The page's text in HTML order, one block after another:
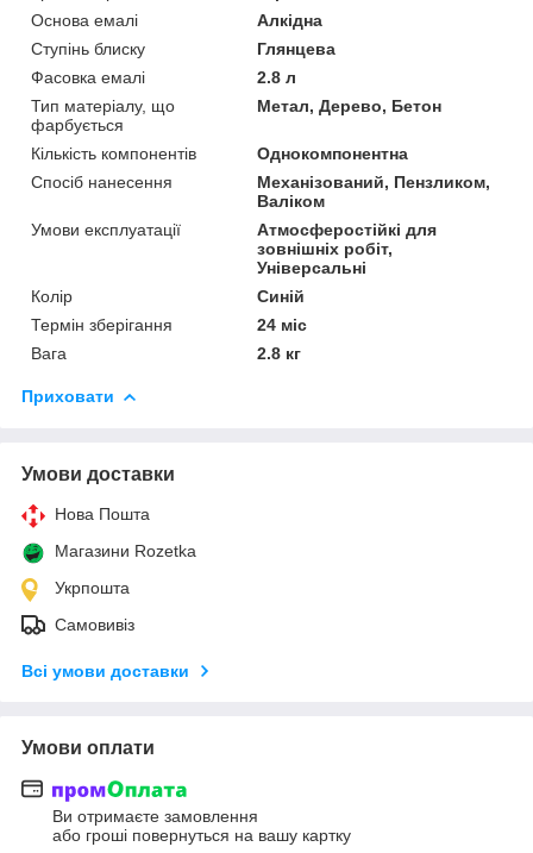
Основа емалі
Алкідна
Ступінь блиску
Глянцева
Фасовка емалі
2.8 л
Тип матеріалу, що
фарбується
Метал, Дерево, Бетон
Кількість компонентів
Однокомпонентна
Спосіб нанесення
Механізований, Пензликом,
Валіком
Умови експлуатації
Атмосферостійкі для
зовнішніх робіт,
Універсальні
Колір
Синій
Термін зберігання
24 міс
Вага
2.8 кг
Приховати
Умови доставки
Нова Пошта
Магазини Rozetka
Укрпошта
Самовивіз
Всі умови доставки
Умови оплати
Ви отримаєте замовлення
або гроші повернуться на вашу картку